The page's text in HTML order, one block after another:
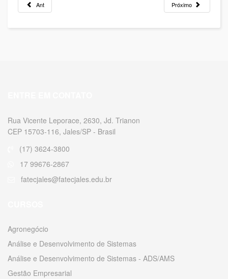
Ant Próximo
Rua Vicente Leporace, 2630, Jd. Trianon
CEP 15703-116, Jales/SP - Brasil
(17) 3624-3800
17 99676-2867
fatecjales@fatecjales.edu.br
Agronegócio
Análise e Desenvolvimento de Sistemas
Análise e Desenvolvimento de Sistemas - ADS/AMS
Gestão Empresarial